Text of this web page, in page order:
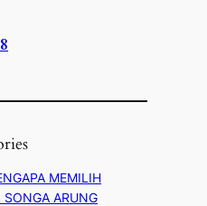
MEMILIH
SONGA ARUNG